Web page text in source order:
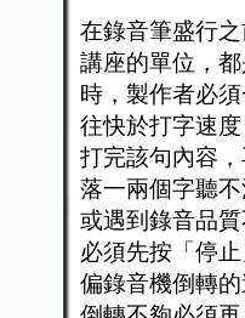
在錄音筆盛行
講座的單位，
時，製作者必
往快於打字速
打完該句內容
落一兩個字聽
或遇到錄音品
必須先按「停
偏錄音機倒轉